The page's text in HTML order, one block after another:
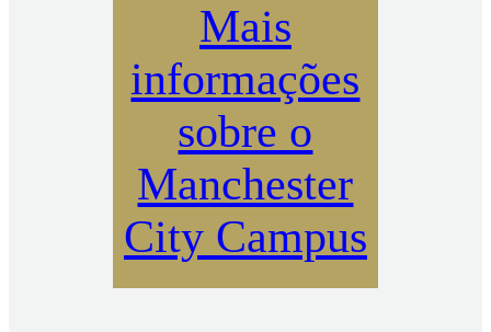
Mais
informações
sobre o
Manchester
City Campus